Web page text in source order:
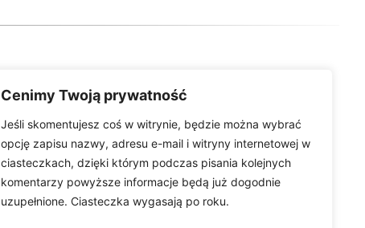
Cenimy Twoją prywatność
Jeśli skomentujesz coś w witrynie, będzie można wybrać
opcję zapisu nazwy, adresu e-mail i witryny internetowej w
ciasteczkach, dzięki którym podczas pisania kolejnych
komentarzy powyższe informacje będą już dogodnie
uzupełnione. Ciasteczka wygasają po roku.
Strony
Mapa Strony
Polityka Prywatności
Search
Keep In Touch